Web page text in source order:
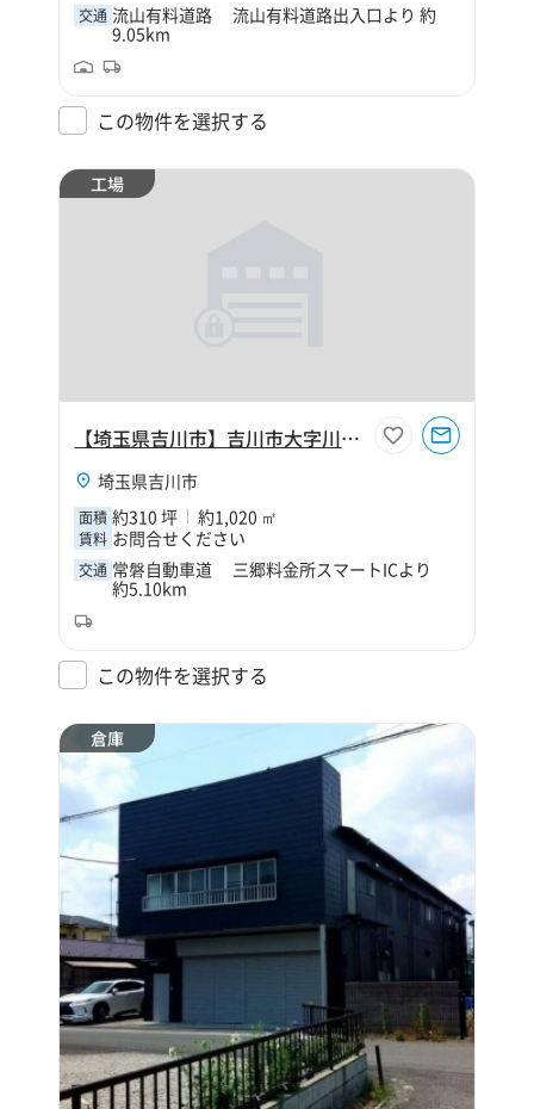
交通 流山有料道路 流山有料道路出入口より 約
9.05km
この物件を選択する
工場
【埼玉県吉川市】吉川市大字川藤310坪工場
埼玉県吉川市
面積 約310 坪 約1,020 ㎡
賃料 お問合せください
交通 常磐自動車道 三郷料金所スマートICより
約5.10km
この物件を選択する
倉庫